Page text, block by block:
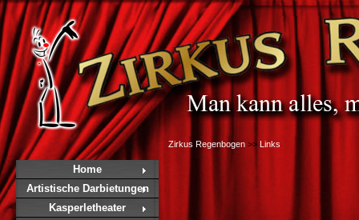
Home
Artistische Darbietungen
Kasperletheater
Zirkus Regenbogen >> Links